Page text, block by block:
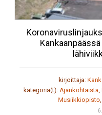
kirjoittaja:
kategoria(t): Ajankohtaista,
Musiikkiopisto,